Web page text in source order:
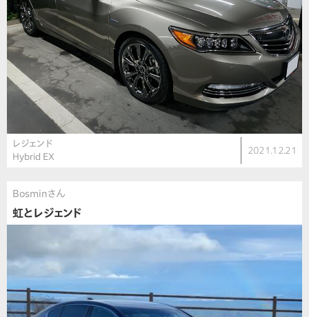
レジェンド
Hybrid EX
2021.12.21
Bosminさん
虹とレジェンド